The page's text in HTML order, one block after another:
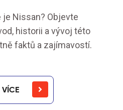
je Nissan? Objevte
historii a vývoj této
faktů a zajímavostí.